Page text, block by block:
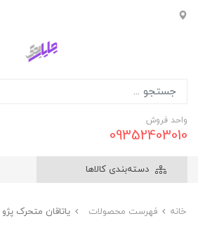
واحد فروش
09352403010
دسته‌بندی کالاها
خانه فهرست محصولات ياتاقان متحرک پژو tu3 50